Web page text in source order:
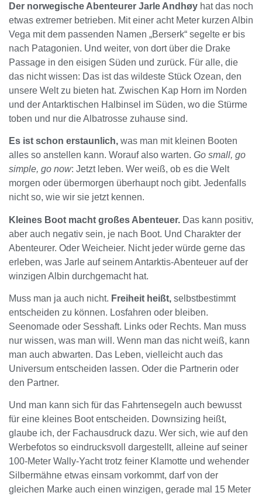
Der norwegische Abenteurer Jarle Andhøy hat das noch
etwas extremer betrieben. Mit einer acht Meter kurzen Albin
Vega mit dem passenden Namen „Berserk“ segelte er bis
nach Patagonien. Und weiter, von dort über die Drake
Passage in den eisigen Süden und zurück. Für alle, die
das nicht wissen: Das ist das wildeste Stück Ozean, den
unsere Welt zu bieten hat. Zwischen Kap Horn im Norden
und der Antarktischen Halbinsel im Süden, wo die Stürme
toben und nur die Albatrosse zuhause sind.
Es ist schon erstaunlich, was man mit kleinen Booten
alles so anstellen kann. Worauf also warten. Go small, go
simple, go now: Jetzt leben. Wer weiß, ob es die Welt
morgen oder übermorgen überhaupt noch gibt. Jedenfalls
nicht so, wie wir sie jetzt kennen.
Kleines Boot macht großes Abenteuer. Das kann positiv,
aber auch negativ sein, je nach Boot. Und Charakter der
Abenteurer. Oder Weicheier. Nicht jeder würde gerne das
erleben, was Jarle auf seinem Antarktis-Abenteuer auf der
winzigen Albin durchgemacht hat.
Muss man ja auch nicht. Freiheit heißt, selbstbestimmt
entscheiden zu können. Losfahren oder bleiben.
Seenomade oder Sesshaft. Links oder Rechts. Man muss
nur wissen, was man will. Wenn man das nicht weiß, kann
man auch abwarten. Das Leben, vielleicht auch das
Universum entscheiden lassen. Oder die Partnerin oder
den Partner.
Und man kann sich für das Fahrtensegeln auch bewusst
für eine kleines Boot entscheiden. Downsizing heißt,
glaube ich, der Fachausdruck dazu. Wer sich, wie auf den
Werbefotos so eindrucksvoll dargestellt, alleine auf seiner
100-Meter Wally-Yacht trotz feiner Klamotte und wehender
Silbermähne etwas einsam vorkommt, darf von der
gleichen Marke auch einen winzigen, gerade mal 15 Meter